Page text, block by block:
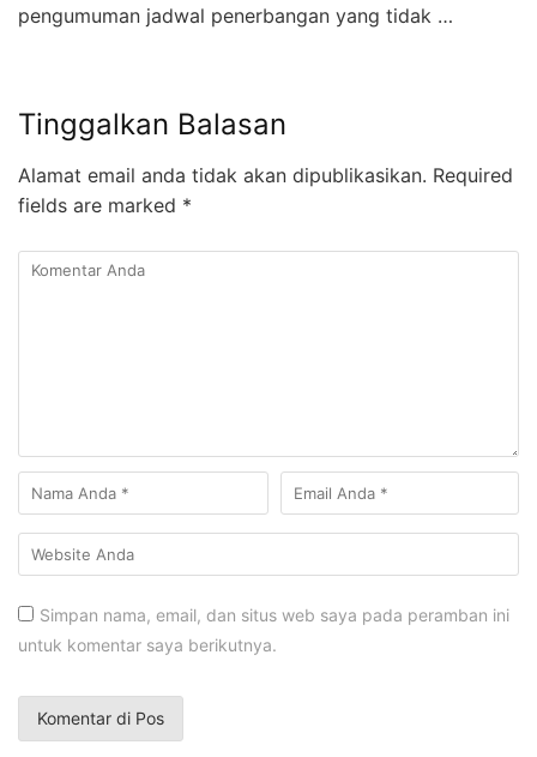
pengumuman jadwal penerbangan yang tidak …
Tinggalkan Balasan
Alamat email anda tidak akan dipublikasikan. Required
fields are marked *
Simpan nama, email, dan situs web saya pada peramban ini
untuk komentar saya berikutnya.